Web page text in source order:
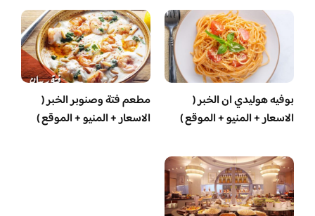
بوفيه هوليدي ان الخبر (
الاسعار + المنيو + الموقع )
مطعم فتة وصنوبر الخبر (
الاسعار + المنيو + الموقع )